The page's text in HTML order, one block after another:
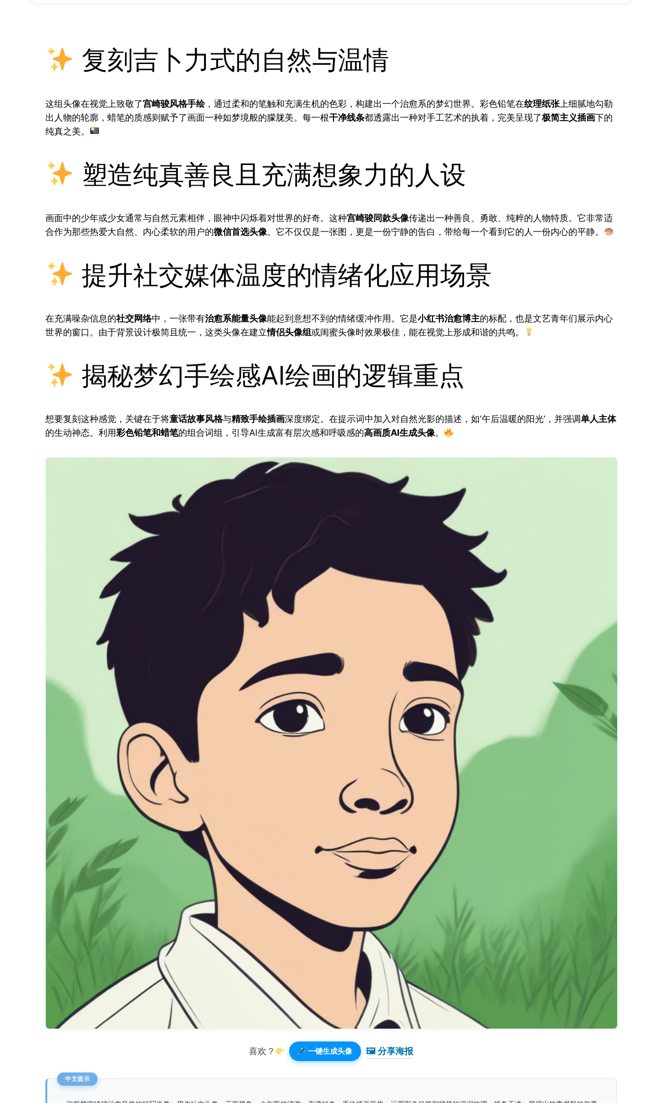
复刻吉卜力式的自然与温情
这组头像在视觉上致敬了宫崎骏风格手绘，通过柔和的笔触和充满生机的色彩，构建出一个治愈系的梦幻世界。彩色铅笔在纹理纸张 上细腻地勾勒
出人物的轮廓，蜡笔的质感则赋予了画面一种如梦境般的朦胧美。每一根干净线条都透露出一种对手工艺术的执着，完美呈现了极简主义插画下的
纯真之美。
塑造纯真善良且充满想象力的人设
画面中的少年或少女通常与自然元素相伴，眼神中闪烁着对世界的好奇。这种宫崎骏同款头像传递出一种善良、勇敢、纯粹的人物特质。它非常适
合作为那些热爱大自然、内心柔软的用户的微信首选头像。它不仅仅是一张图，更是一份宁静的告白，带给每一个看到它的人一份内心的平静。
提升社交媒体温度的情绪化应用场景
在充满噪杂信息的社交网络中，一张带有治愈系能量头像能起到意想不到的情绪缓冲作用。它是小红书治愈博主的标配，也是文艺青年们展示内心
世界的窗口。由于背景设计极简且统一，这类头像在建立情侣头像组或闺蜜头像时效果极佳，能在视觉上形成和谐的共鸣。
揭秘梦幻手绘感AI绘画的逻辑重点
想要复刻这种感觉，关键在于将童话故事风格与精致手绘插画深度绑定。在提示词中加入对自然光影的描述，如‘午后温暖的阳光’，并强调单人主体
的生动神态。利用彩色铅笔和蜡笔的组合词组，引导AI生成富有层次感和呼吸感的高画质AI生成头像。
喜欢？ 一键生成头像 🖼 分享海报️